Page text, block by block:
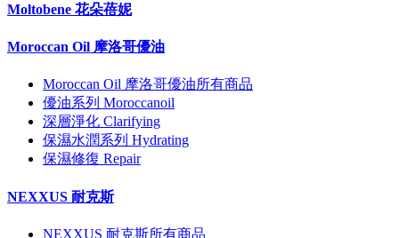
Moltobene 花朵蓓妮
Moroccan Oil 摩洛哥優油
Moroccan Oil 摩洛哥優油所有商品
優油系列 Moroccanoil
深層淨化 Clarifying
保濕水潤系列 Hydrating
保濕修復 Repair
NEXXUS 耐克斯
NEXXUS 耐克斯所有商品